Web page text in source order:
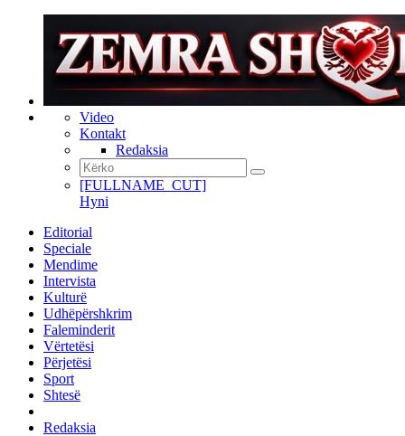
Video
Kontakt
Redaksia
[FULLNAME_CUT]
Hyni
Editorial
Speciale
Mendime
Intervista
Kulturë
Udhëpërshkrim
Faleminderit
Vërtetësi
Përjetësi
Sport
Shtesë
Redaksia